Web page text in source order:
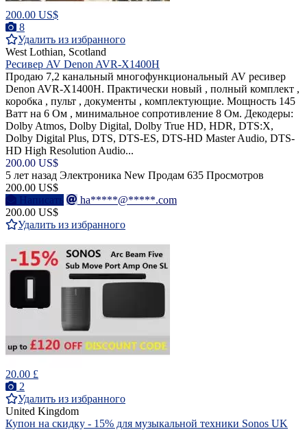
200.00 US$
8
Удалить из избранного
West Lothian, Scotland
Ресивер AV Denon AVR-X1400H
Продаю 7,2 канальный многофункциональный AV ресивер
Denon AVR-X1400H. Практически новый , полный комплект ,
коробка , пульт , документы , комплектующие. Мощность 145
Ватт на 6 Ом , минимальное сопротивление 8 Ом. Декодеры:
Dolby Atmos, Dolby Digital, Dolby True HD, HDR, DTS:X,
Dolby Digital Plus, DTS, DTS-ES, DTS-HD Master Audio, DTS-
HD High Resolution Audio...
200.00 US$
5 лет назад Электроника New Продам 635 Просмотров
200.00 US$
Написать
ha*****@*****.com
200.00 US$
Удалить из избранного
20.00 £
2
Удалить из избранного
United Kingdom
Купон на скидку - 15% для музыкальной техники Sonos UK